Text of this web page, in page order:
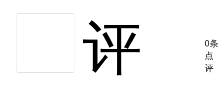
评
0条
点
评